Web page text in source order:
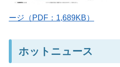
ージ（PDF：1,689KB）
ホットニュース